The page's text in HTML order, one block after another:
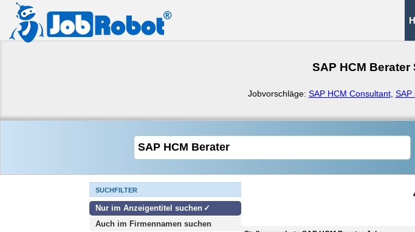
SAP HCM
Jobvorschläge: SAP HCM Consultant, SAP
SUCHFILTER
Nur im Anzeigentitel suchen
Auch im Firmennamen suchen